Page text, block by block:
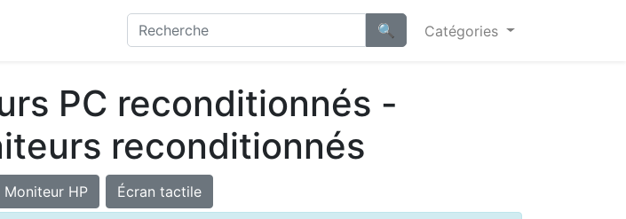
Catégories
PC reconditionnés -
reconditionnés
Moniteur HP Écran tactile